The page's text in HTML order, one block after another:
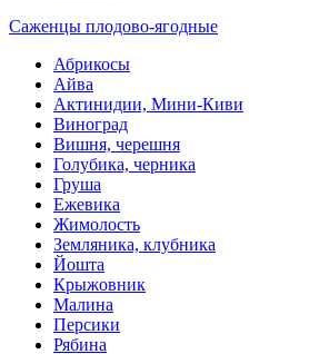
Саженцы плодово-ягодные
Абрикосы
Айва
Актинидии, Мини-Киви
Виноград
Вишня, черешня
Голубика, черника
Груша
Ежевика
Жимолость
Земляника, клубника
Йошта
Крыжовник
Малина
Персики
Рябина